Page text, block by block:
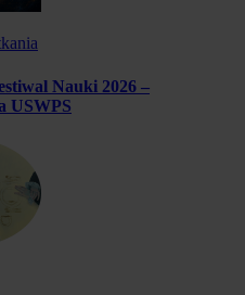
Nauki 2026 –
USWPS